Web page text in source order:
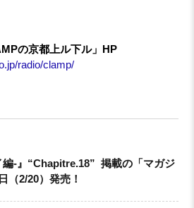
の京都上ル下ル」HP
radio/clamp/
編-』“Chapitre.18” 掲載の「マガジ
（2/20）発売！